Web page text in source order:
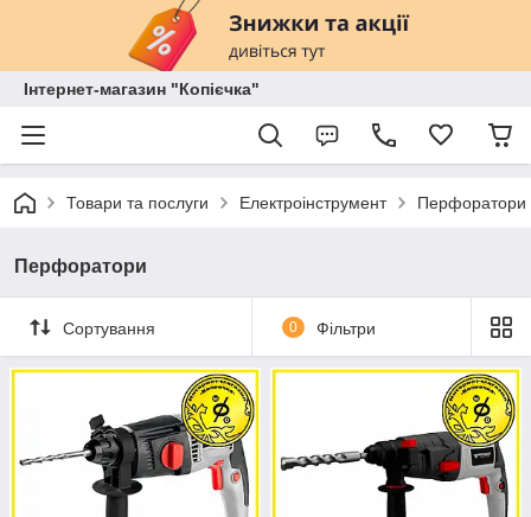
Інтернет-магазин "Копієчка"
Товари та послуги Електроінструмент Перфоратори
Перфоратори
Сортування 0 Фільтри